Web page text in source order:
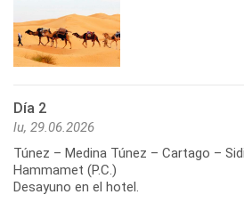
Día 2
lu, 29.06.2026
Túnez – Medina Túnez – Cartago –
Hammamet (P.C.)
Desayuno en el hotel.